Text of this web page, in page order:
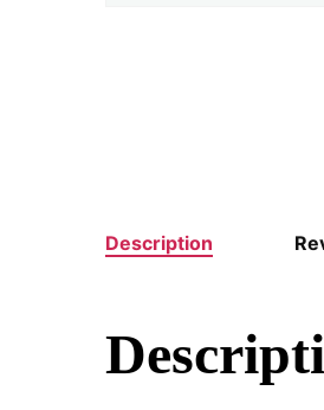
Description